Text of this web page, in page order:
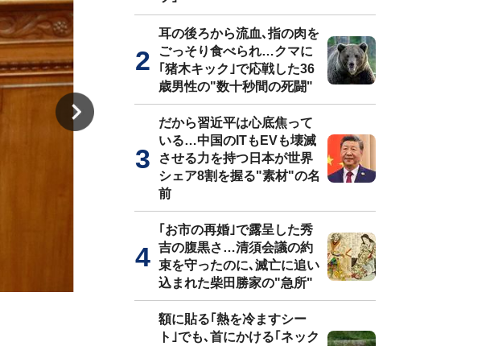
耳の後ろから流血､指の肉を
ごっそり食べられ…クマに
｢猪木キック｣で応戦した36
歳男性の"数十秒間の死闘"
だから習近平は心底焦って
いる…中国のITもEVも壊滅
させる力を持つ日本が世界
シェア8割を握る"素材"の名
前
｢お市の再婚｣で露呈した秀
吉の腹黒さ…清須会議の約
束を守ったのに､滅亡に追い
込まれた柴田勝家の"急所"
額に貼る｢熱を冷ますシー
ト｣でも､首にかける｢ネック